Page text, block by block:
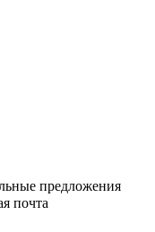
предложения
почта